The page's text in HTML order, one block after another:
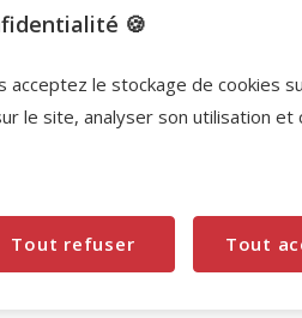
première commande* avec votre
Offre non cumulable aux autres
cours.
🍪
acceptez le stockage de cookies
le site, analyser son utilisation et
Tout refuser Tout